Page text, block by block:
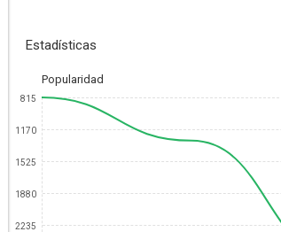
Estadísticas
Popularidad
815
1170
1525
1880
2235